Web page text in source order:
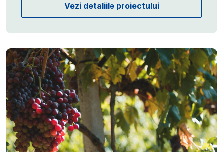
Vezi detaliile proiectului